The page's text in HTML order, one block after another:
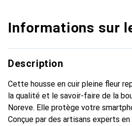
Informations sur
Description
Cette housse en cuir pleine fleur
la qualité et le savoir-faire de la
Noreve. Elle protège votre
Conçue par des artisans experts